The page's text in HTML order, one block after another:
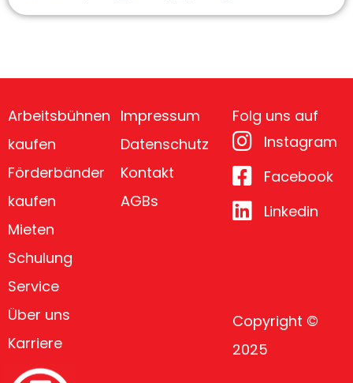
Arbeitsbühnen
kaufen
Förderbänder
kaufen
Mieten
Schulung
Service
Über uns
Karriere
Impressum
Datenschutz
Kontakt
AGBs
Folg uns auf
Instagram
Facebook
Linkedin
Copyright ©
2025